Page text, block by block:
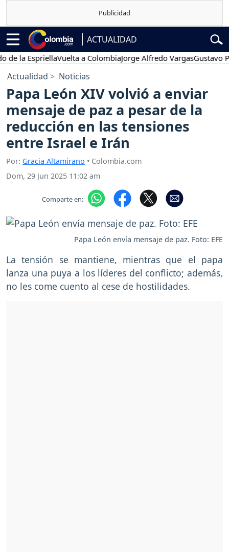
ACTUALIDAD
EspriellaVuelta a ColombiaJorge Alfredo VargasGustavo Petro
Actualidad Noticias
Papa León XIV volvió a enviar
mensaje de paz a pesar de la
reducción en las tensiones
entre Israel e Irán
Por: Gracia Altamirano • Colombia.com
Dom, 29 Jun 2025 11:02 am
Comparte en:
Papa León envía mensaje de paz. Foto: EFE
La tensión se mantiene, mientras que el papa
lanza una puya a los líderes del conflicto; además,
no les come cuento al cese de hostilidades.